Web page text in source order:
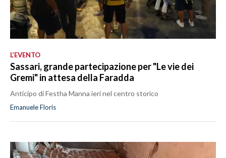
L’EVENTO
Sassari, grande partecipazione per "Le vie dei
Gremi" in attesa della Faradda
Anticipo di Festha Manna ieri nel centro storico
Emanuele Floris